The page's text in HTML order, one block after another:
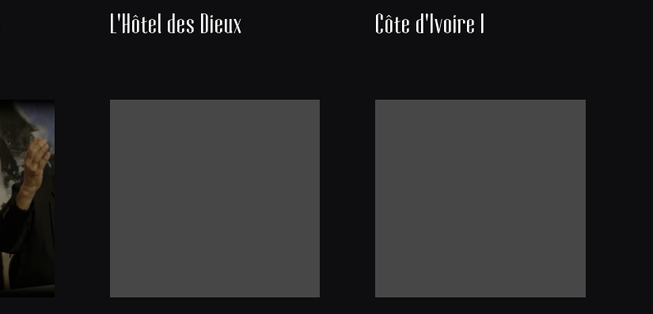
L'Hôtel des Dieux Côte d'Ivoire I